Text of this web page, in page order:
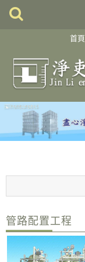
首頁
管路配置工程